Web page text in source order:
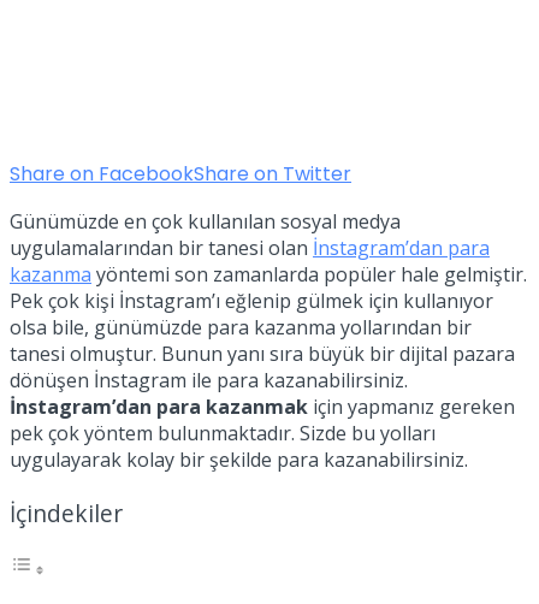
Share on FacebookShare on Twitter
Günümüzde en çok kullanılan sosyal medya
uygulamalarından bir tanesi olan İnstagram’dan para
kazanma yöntemi son zamanlarda popüler hale gelmiştir.
Pek çok kişi İnstagram’ı eğlenip gülmek için kullanıyor
olsa bile, günümüzde para kazanma yollarından bir
tanesi olmuştur. Bunun yanı sıra büyük bir dijital pazara
dönüşen İnstagram ile para kazanabilirsiniz.
İnstagram’dan para kazanmak için yapmanız gereken
pek çok yöntem bulunmaktadır. Sizde bu yolları
uygulayarak kolay bir şekilde para kazanabilirsiniz.
İçindekiler